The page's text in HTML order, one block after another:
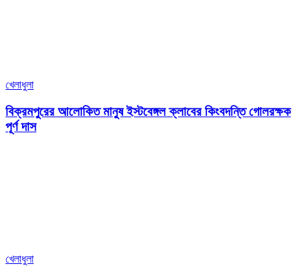
খেলাধুলা
বিক্রমপুরের আলোকিত মানুষ ইস্টবেঙ্গল ক্লাবের কিংবদন্তি গোলরক্ষক
পূর্ণ দাস
খেলাধুলা